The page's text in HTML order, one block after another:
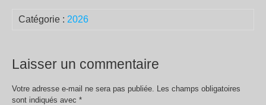
Catégorie : 2026
Laisser un commentaire
Votre adresse e-mail ne sera pas publiée. Les champs obligatoires
sont indiqués avec *